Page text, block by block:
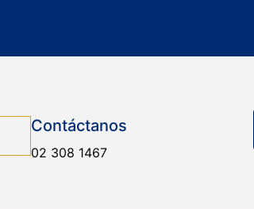
Contáctanos
02 308 1467